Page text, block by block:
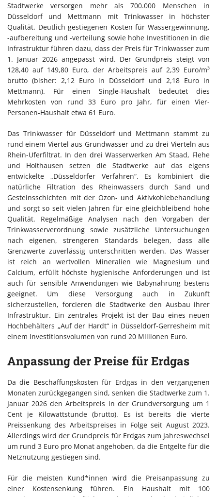
Stadtwerke versorgen mehr als 700.000 Menschen in
Düsseldorf und Mettmann mit Trinkwasser in höchster
Qualität. Deutlich gestiegenen Kosten für Wassergewinnung,
-aufbereitung und -verteilung sowie hohe Investitionen in die
Infrastruktur führen dazu, dass der Preis für Trinkwasser zum
1. Januar 2026 angepasst wird. Der Grundpreis steigt von
128,40 auf 149,80 Euro, der Arbeitspreis auf 2,39 Euro/m³
brutto (bisher: 2,12 Euro in Düsseldorf und 2,18 Euro in
Mettmann). Für einen Single-Haushalt bedeutet dies
Mehrkosten von rund 33 Euro pro Jahr, für einen Vier-
Personen-Haushalt etwa 61 Euro.
Das Trinkwasser für Düsseldorf und Mettmann stammt zu
rund einem Viertel aus Grundwasser und zu drei Vierteln aus
Rhein-Uferfiltrat. In den drei Wasserwerken Am Staad, Flehe
und Holthausen setzen die Stadtwerke auf das eigens
entwickelte „Düsseldorfer Verfahren“. Es kombiniert die
natürliche Filtration des Rheinwassers durch Sand und
Gesteinsschichten mit der Ozon- und Aktivkohlebehandlung
und sorgt so seit vielen Jahren für eine gleichbleibend hohe
Qualität. Regelmäßige Analysen nach den Vorgaben der
Trinkwasserverordnung sowie zusätzliche Untersuchungen
nach eigenen, strengeren Standards belegen, dass alle
Grenzwerte zuverlässig unterschritten werden. Das Wasser
ist reich an wertvollen Mineralien wie Magnesium und
Calcium, erfüllt höchste hygienische Anforderungen und ist
auch für sensible Anwendungen wie Babynahrung bestens
geeignet. Um diese Versorgung auch in Zukunft
sicherzustellen, forcieren die Stadtwerke den Ausbau ihrer
Infrastruktur. Ein zentrales Projekt ist der Bau eines neuen
Hochbehälters „Auf der Hardt“ in Düsseldorf-Gerresheim mit
einem Investitionsvolumen von rund 20 Millionen Euro.
Anpassung der Preise für Erdgas
Da die Beschaffungskosten für Erdgas in den vergangenen
Monaten zurückgegangen sind, senken die Stadtwerke zum 1.
Januar 2026 den Arbeitspreis in der Grundversorgung um 1
Cent je Kilowattstunde (brutto). Es ist bereits die vierte
Preissenkung des Arbeitspreises in Folge seit August 2023.
Allerdings wird der Grundpreis für Erdgas zum Jahreswechsel
um rund 3 Euro pro Monat angehoben, da die Entgelte für die
Netznutzung gestiegen sind.
Für die meisten Kund*innen wird die Preisanpassung zu
einer Kostensenkung führen. Ein Haushalt mit 100